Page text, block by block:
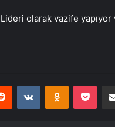
Lideri olarak vazife
Reddit VKontakteOdnoklassniki